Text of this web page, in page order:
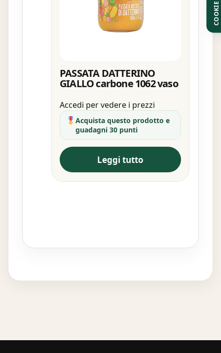
PASSATA DATTERINO
GIALLO carbone 1062 vaso
Accedi per vedere i prezzi
Acquista questo prodotto e
guadagni 30 punti
Leggi tutto
COOKIE